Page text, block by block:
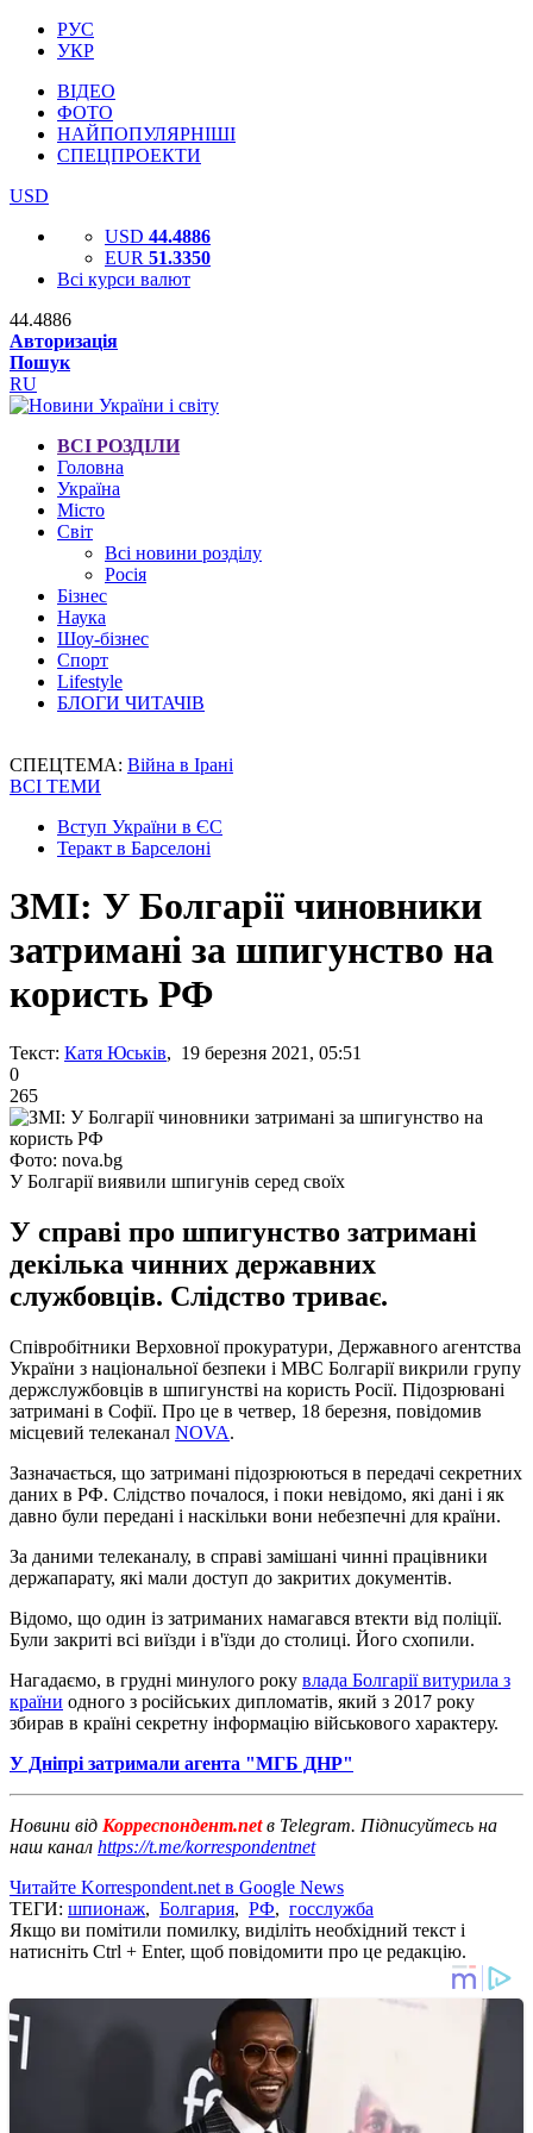
РУС
УКР
ВІДЕО
ФОТО
НАЙПОПУЛЯРНІШІ
СПЕЦПРОЕКТИ
USD
USD 44.4886
EUR 51.3350
Всі курси валют
44.4886
Авторизація
Пошук
RU
ВСІ РОЗДІЛИ
Головна
Україна
Місто
Світ
Всі новини розділу
Росія
Бізнес
Наука
Шоу-бізнес
Спорт
Lifestyle
БЛОГИ ЧИТАЧІВ
СПЕЦТЕМА: Війна в Ірані
ВСІ ТЕМИ
Вступ України в ЄС
Теракт в Барселоні
ЗМІ: У Болгарії чиновники
затримані за шпигунство на
користь РФ
Текст: Катя Юськів, 19 березня 2021, 05:51
0
265
Фото: nova.bg
У Болгарії виявили шпигунів серед своїх
У справі про шпигунство затримані
декілька чинних державних
службовців. Слідство триває.
Співробітники Верховної прокуратури, Державного агентства
України з національної безпеки і МВС Болгарії викрили групу
держслужбовців в шпигунстві на користь Росії. Підозрювані
затримані в Софії. Про це в четвер, 18 березня, повідомив
місцевий телеканал NOVA.
Зазначається, що затримані підозрюються в передачі секретних
даних в РФ. Слідство почалося, і поки невідомо, які дані і як
давно були передані і наскільки вони небезпечні для країни.
За даними телеканалу, в справі замішані чинні працівники
держапарату, які мали доступ до закритих документів.
Відомо, що один із затриманих намагався втекти від поліції.
Були закриті всі виїзди і в'їзди до столиці. Його схопили.
Нагадаємо, в грудні минулого року влада Болгарії витурила з
країни одного з російських дипломатів, який з 2017 року
збирав в країні секретну інформацію військового характеру.
У Дніпрі затримали агента "МГБ ДНР"
Новини від Корреспондент.netв Telegram. Підписуйтесь на
наш канал https://t.me/korrespondentnet
Читайте Korrespondent.net в Google News
ТЕГИ: шпионаж, Болгария, РФ, госслужба
Якщо ви помітили помилку, виділіть необхідний текст і
натисніть Ctrl + Enter, щоб повідомити про це редакцію.